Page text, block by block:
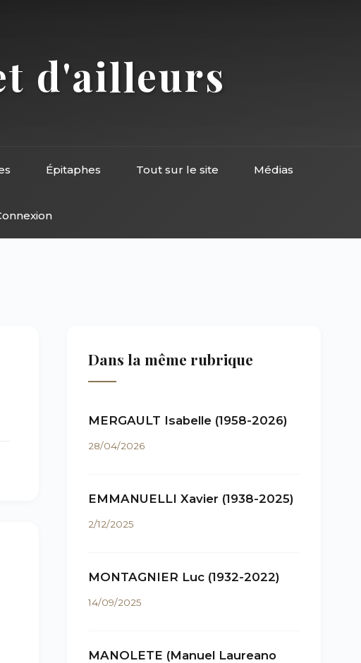
d'ailleurs
Épitaphes Tout sur le site Médias
Dans la même rubrique
MERGAULT Isabelle (1958-2026)
28/04/2026
EMMANUELLI Xavier (1938-2025)
2/12/2025
MONTAGNIER Luc (1932-2022)
14/09/2025
MANOLETE (Manuel Laureano